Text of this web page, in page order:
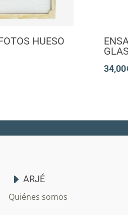
HUESO
34,00
ARJÉ
Quiénes somos